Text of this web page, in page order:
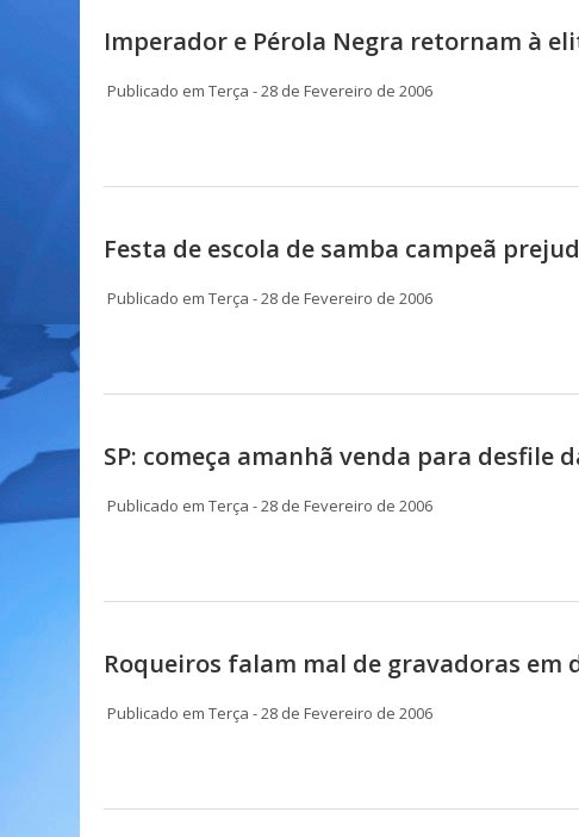
Imperador e Pérola Negra retornam à
Publicado em Terça - 28 de Fevereiro de 2006
Festa de escola de samba campeã
Publicado em Terça - 28 de Fevereiro de 2006
SP: começa amanhã venda para desfile
Publicado em Terça - 28 de Fevereiro de 2006
Roqueiros falam mal de gravadoras em
Publicado em Terça - 28 de Fevereiro de 2006